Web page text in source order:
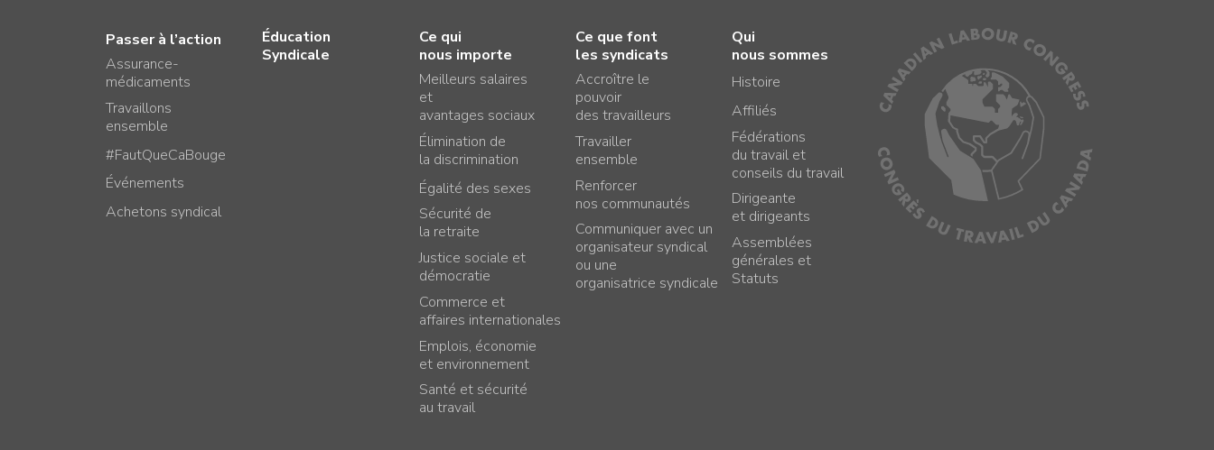
Passer à l’action
Assurance-
médicaments
Travaillons
ensemble
#FautQueCaBouge
Événements
Achetons syndical
Éducation
Syndicale
Ce qui
nous importe
Meilleurs salaires
et
avantages sociaux
Élimination de
la discrimination
Égalité des sexes
Sécurité de
la retraite
Justice sociale et
démocratie
Commerce et
affaires internationales
Emplois, économie
et environnement
Santé et sécurité
au travail
Ce que font
les syndicats
Accroître le
pouvoir
des travailleurs
Travailler
ensemble
Renforcer
nos communautés
Communiquer avec un
organisateur syndical
ou une
organisatrice syndicale
Qui
nous sommes
Histoire
Affiliés
Fédérations
du travail et
conseils du travail
Dirigeante
et dirigeants
Assemblées
générales et
Statuts